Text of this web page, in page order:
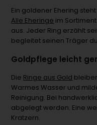
Ein goldener Ehering
Alle Eheringe im
aus. Jeder Ring erzählt
begleitet seinen Träger
Goldpflege leicht
Die Ringe aus Gold
Warmes Wasser und
Reinigung. Bei
abgelegt werden. Eine
Kratzern.